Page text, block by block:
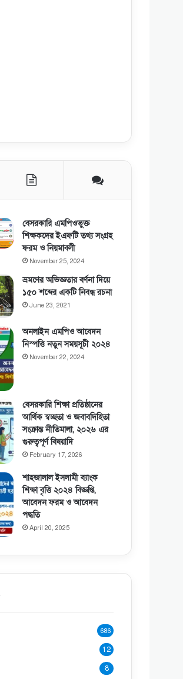
বেসরকারি এমপিওভুক্ত
শিক্ষকদের ইএফটি তথ্য সংগ্রহ
ফরম ও নিয়মাবলী
November 25, 2024
ভ্রমণের অভিজ্ঞতার বর্ণনা দিয়ে
১৫০ শব্দের একটি নিবন্ধ রচনা
June 23, 2021
অনলাইন এমপিও আবেদন
নিস্পত্তি নতুন সময়সূচী ২০২৪
November 22, 2024
বেসরকারি শিক্ষা প্রতিষ্ঠানের
আর্থিক স্বচ্ছতা ও জবাবদিহিতা
সংক্রান্ত নীতিমালা, ২০২৬ এর
গুরুত্বপূর্ণ বিষয়াদি
February 17, 2026
শাহজালাল ইসলামী ব্যাংক
শিক্ষা বৃত্তি ২০২৪ বিজ্ঞপ্তি,
আবেদন ফরম ও আবেদন
পদ্ধতি
April 20, 2025
686
12
8